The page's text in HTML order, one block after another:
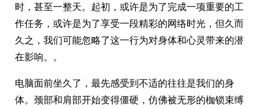
时，甚至一整天。起初，或许是为了完成一项重要的工
作任务，或许是为了享受一段精彩的网络时光，但久而
久之，我们可能忽略了这一行为对身体和心灵带来的潜
在影响。。
电脑面前坐久了，最先感受到不适的往往是我们的身
体。颈部和肩部开始变得僵硬，仿佛被无形的枷锁束缚